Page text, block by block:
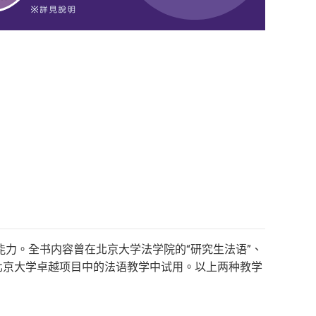
。全书内容曾在北京大学法学院的“研究生法语”、
大学卓越项目中的法语教学中试用。以上两种教学